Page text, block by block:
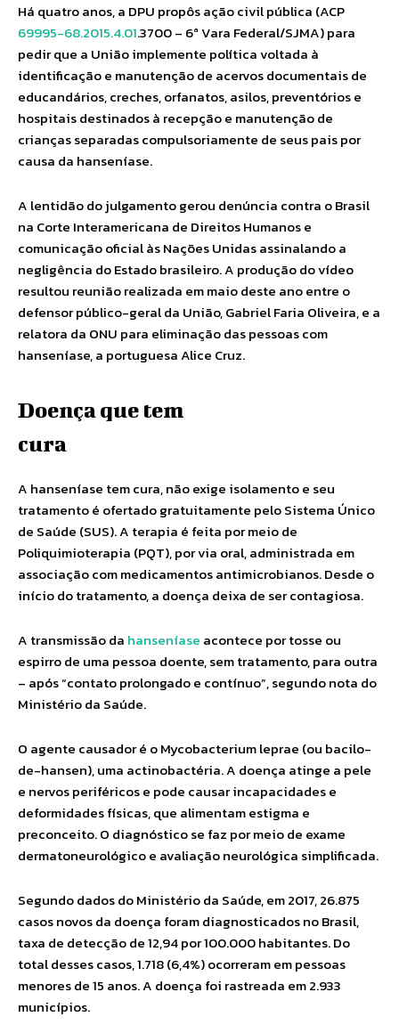
Há quatro anos, a DPU propôs ação civil pública (ACP
69995-68.2015.4.01.3700 – 6ª Vara Federal/SJMA) para
pedir que a União implemente política voltada à
identificação e manutenção de acervos documentais de
educandários, creches, orfanatos, asilos, preventórios e
hospitais destinados à recepção e manutenção de
crianças separadas compulsoriamente de seus pais por
causa da hanseníase.
A lentidão do julgamento gerou denúncia contra o Brasil
na Corte Interamericana de Direitos Humanos e
comunicação oficial às Nações Unidas assinalando a
negligência do Estado brasileiro. A produção do vídeo
resultou reunião realizada em maio deste ano entre o
defensor público-geral da União, Gabriel Faria Oliveira, e a
relatora da ONU para eliminação das pessoas com
hanseníase, a portuguesa Alice Cruz.
Doença que tem
cura
A hanseníase tem cura, não exige isolamento e seu
tratamento é ofertado gratuitamente pelo Sistema Único
de Saúde (SUS). A terapia é feita por meio de
Poliquimioterapia (PQT), por via oral, administrada em
associação com medicamentos antimicrobianos. Desde o
início do tratamento, a doença deixa de ser contagiosa.
A transmissão da hanseníase acontece por tosse ou
espirro de uma pessoa doente, sem tratamento, para outra
– após “contato prolongado e contínuo”, segundo nota do
Ministério da Saúde.
O agente causador é o Mycobacterium leprae (ou bacilo-
de-hansen), uma actinobactéria. A doença atinge a pele
e nervos periféricos e pode causar incapacidades e
deformidades físicas, que alimentam estigma e
preconceito. O diagnóstico se faz por meio de exame
dermatoneurológico e avaliação neurológica simplificada.
Segundo dados do Ministério da Saúde, em 2017, 26.875
casos novos da doença foram diagnosticados no Brasil,
taxa de detecção de 12,94 por 100.000 habitantes. Do
total desses casos, 1.718 (6,4%) ocorreram em pessoas
menores de 15 anos. A doença foi rastreada em 2.933
municípios.